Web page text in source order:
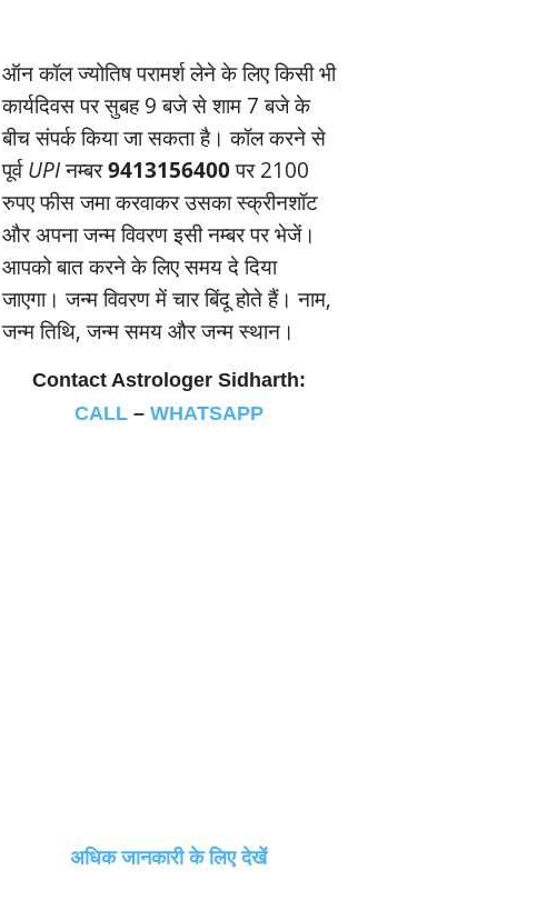
ऑन कॉल ज्‍योतिष परामर्श लेने के लिए किसी भी
कार्यदिवस पर सुबह 9 बजे से शाम 7 बजे के
बीच संपर्क किया जा सकता है। कॉल करने से
पूर्वUPIनम्‍बर9413156400पर 2100
रुपए फीस जमा करवाकर उसका स्‍क्रीनशॉट
और अपना जन्‍म विवरण इसी नम्‍बर पर भेजें।
आपको बात करने के लिए समय दे दिया
जाएगा। जन्‍म विवरण में चार बिंदू होते हैं। नाम,
जन्‍म तिथि, जन्‍म समय और जन्‍म स्‍थान।
Contact Astrologer Sidharth:
CALL– WHATSAPP
अधिक जानकारी के लिए देखें